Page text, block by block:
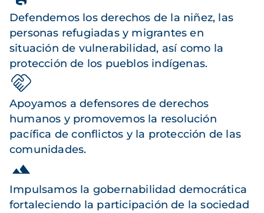
Defendemos los derechos de la niñez, las
personas refugiadas y migrantes en
situación de vulnerabilidad, así como la
protección de los pueblos indígenas.
Apoyamos a defensores de derechos
humanos y promovemos la resolución
pacífica de conflictos y la protección de las
comunidades.
Impulsamos la gobernabilidad democrática
fortaleciendo la participación de la sociedad